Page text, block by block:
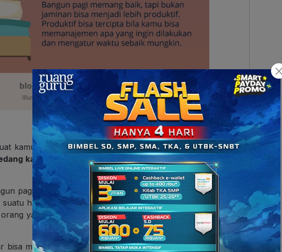
kamu lebih produktif adalah gimana kamu bisamemberi
kamu kerjakan dan gimana kamu bisa memanajemen
pagi
kayakOm Hotman Paris, tapi kamunggak berenang
suatu hal ataunggak bisa memanajemen waktu dengan baik,
yang produktif. Yang ada malahgogoleranaja seharian
bisa menjadi produktif? Kamu pastipengindong melakukan